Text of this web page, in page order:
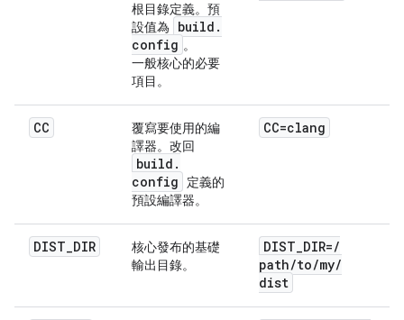
根目錄定義。預
設值為
build .
config 。
一般核心的必要
項目。
CC
覆寫要使用的編
譯器。改回
build .
config
定義的
預設編譯器。
CC=clang
DIST_DIR
核心發布的基礎
輸出目錄。
DIST_DIR=/
path/to/my/
dist